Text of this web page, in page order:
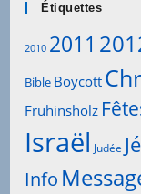
Étiquettes
2010 2011
Bible Boycott
Fruhinsholz
Israël Judée
Info